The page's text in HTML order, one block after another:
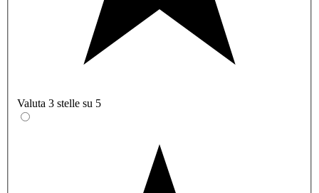
Valuta 3 stelle su 5